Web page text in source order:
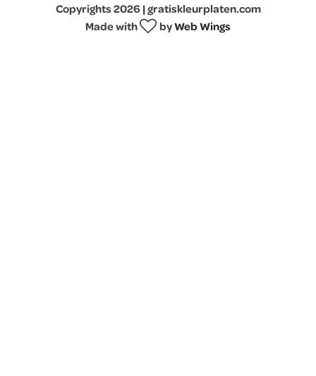
Copyrights 2026 | gratiskleurplaten.com
Made with
byWeb Wings